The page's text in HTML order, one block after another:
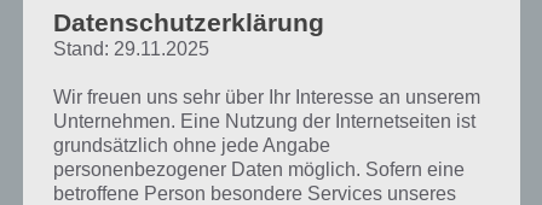
Nimm die Schaufel zur Lösung von Level 63 auf und aktiviere diese.
nimmst du auf. Im letzten Schritt klickst du solange auf die Pflanze
links neben der Tür bis diese aus dem Bild ist und du den Schlüssel
reinstecken kannst. Erneut auf den Schlüssel klicken und auch Level
63 ist gelöst.
Datenschutzerklärung
Stand: 29.11.2025
Wir freuen uns sehr über Ihr Interesse an unserem
Unternehmen. Eine Nutzung der Internetseiten ist
grundsätzlich ohne jede Angabe
personenbezogener Daten möglich. Sofern eine
betroffene Person besondere Services unseres